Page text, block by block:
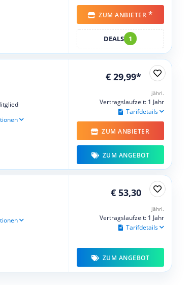
ZUM ANBIETER *
DEALS 1
€ 29,99*
jährl.
Vertragslaufzeit: 1 Jahr
Tarifdetails
ZUM ANBIETER
ZUM ANGEBOT
€ 53,30
jährl.
Vertragslaufzeit: 1 Jahr
Tarifdetails
ZUM ANGEBOT